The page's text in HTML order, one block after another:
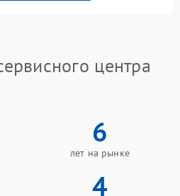
центра
6
лет на рынке
4